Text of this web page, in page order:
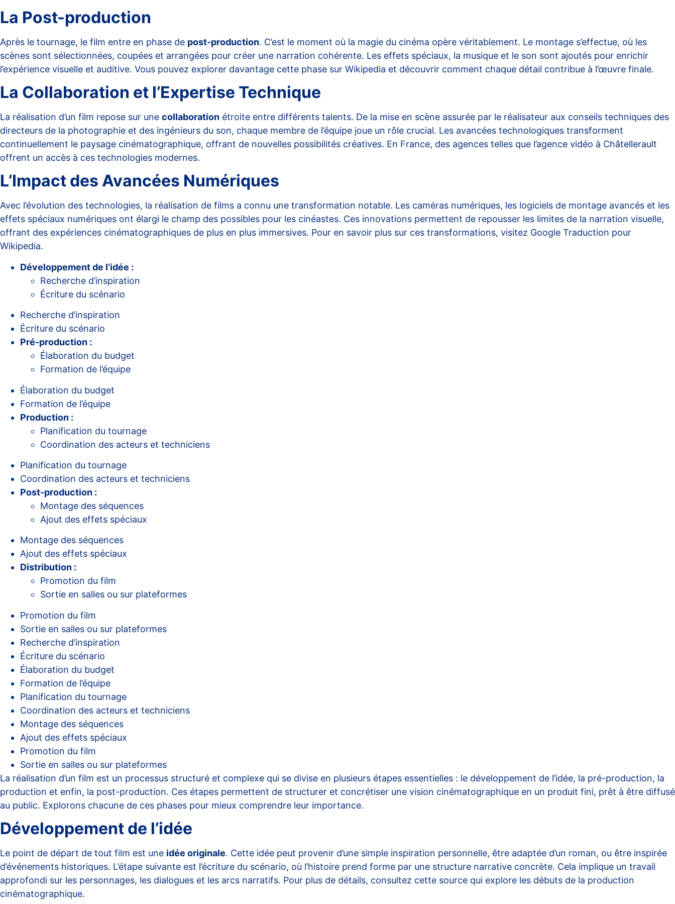
La Post-production
Après le tournage, le film entre en phase de post-production. C’est le moment où la magie du cinéma opère véritablement. Le montage s’effectue, où les
scènes sont sélectionnées, coupées et arrangées pour créer une narration cohérente. Les effets spéciaux, la musique et le son sont ajoutés pour enrichir
l’expérience visuelle et auditive. Vous pouvez explorer davantage cette phase sur Wikipedia et découvrir comment chaque détail contribue à l’œuvre finale.
La Collaboration et l’Expertise Technique
La réalisation d’un film repose sur une collaboration étroite entre différents talents. De la mise en scène assurée par le réalisateur aux conseils techniques des
directeurs de la photographie et des ingénieurs du son, chaque membre de l’équipe joue un rôle crucial. Les avancées technologiques transforment
continuellement le paysage cinématographique, offrant de nouvelles possibilités créatives. En France, des agences telles que l’agence vidéo à Châtellerault
offrent un accès à ces technologies modernes.
L’Impact des Avancées Numériques
Avec l’évolution des technologies, la réalisation de films a connu une transformation notable. Les caméras numériques, les logiciels de montage avancés et les
effets spéciaux numériques ont élargi le champ des possibles pour les cinéastes. Ces innovations permettent de repousser les limites de la narration visuelle,
offrant des expériences cinématographiques de plus en plus immersives. Pour en savoir plus sur ces transformations, visitez Google Traduction pour
Wikipedia.
Développement de l’idée :
Recherche d’inspiration
Écriture du scénario
Recherche d’inspiration
Écriture du scénario
Pré-production :
Élaboration du budget
Formation de l’équipe
Élaboration du budget
Formation de l’équipe
Production :
Planification du tournage
Coordination des acteurs et techniciens
Planification du tournage
Coordination des acteurs et techniciens
Post-production :
Montage des séquences
Ajout des effets spéciaux
Montage des séquences
Ajout des effets spéciaux
Distribution :
Promotion du film
Sortie en salles ou sur plateformes
Promotion du film
Sortie en salles ou sur plateformes
Recherche d’inspiration
Écriture du scénario
Élaboration du budget
Formation de l’équipe
Planification du tournage
Coordination des acteurs et techniciens
Montage des séquences
Ajout des effets spéciaux
Promotion du film
Sortie en salles ou sur plateformes
La réalisation d’un film est un processus structuré et complexe qui se divise en plusieurs étapes essentielles : le développement de l’idée, la pré-production, la
production et enfin, la post-production. Ces étapes permettent de structurer et concrétiser une vision cinématographique en un produit fini, prêt à être diffusé
au public. Explorons chacune de ces phases pour mieux comprendre leur importance.
Développement de l’idée
Le point de départ de tout film est une idée originale. Cette idée peut provenir d’une simple inspiration personnelle, être adaptée d’un roman, ou être inspirée
d’événements historiques. L’étape suivante est l’écriture du scénario, où l’histoire prend forme par une structure narrative concrète. Cela implique un travail
approfondi sur les personnages, les dialogues et les arcs narratifs. Pour plus de détails, consultez cette source qui explore les débuts de la production
cinématographique.